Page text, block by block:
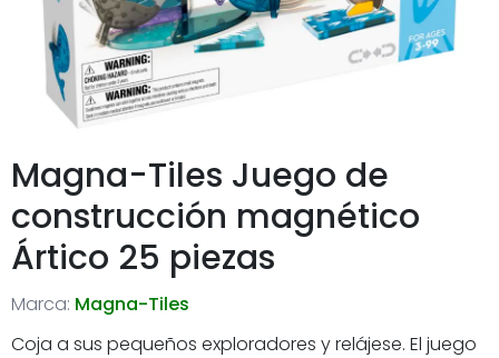
Magna-Tiles Juego de
construcción magnético
Ártico 25 piezas
Marca: Magna-Tiles
Coja a sus pequeños exploradores y relájese. El juego